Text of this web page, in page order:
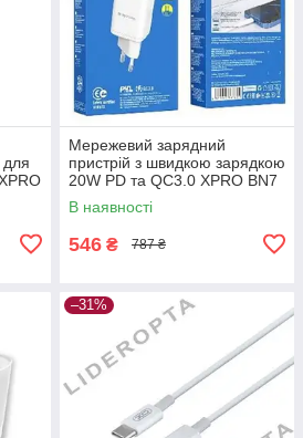
для
Мережевий зарядний
пристрій з швидкою зарядкою
20W PD та QC3.0 XPRO BN7
(33156-01_181)
В наявності
546 ₴ 787 ₴
–31%